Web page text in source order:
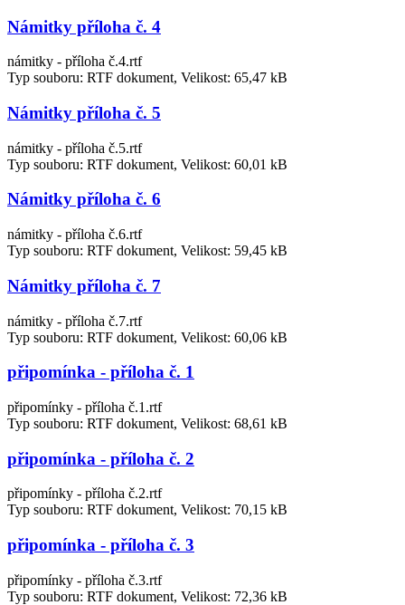
Námitky příloha č. 4
námitky - příloha č.4.rtf
Typ souboru: RTF dokument, Velikost: 65,47 kB
Námitky příloha č. 5
námitky - příloha č.5.rtf
Typ souboru: RTF dokument, Velikost: 60,01 kB
Námitky příloha č. 6
námitky - příloha č.6.rtf
Typ souboru: RTF dokument, Velikost: 59,45 kB
Námitky příloha č. 7
námitky - příloha č.7.rtf
Typ souboru: RTF dokument, Velikost: 60,06 kB
připomínka - příloha č. 1
připomínky - příloha č.1.rtf
Typ souboru: RTF dokument, Velikost: 68,61 kB
připomínka - příloha č. 2
připomínky - příloha č.2.rtf
Typ souboru: RTF dokument, Velikost: 70,15 kB
připomínka - příloha č. 3
připomínky - příloha č.3.rtf
Typ souboru: RTF dokument, Velikost: 72,36 kB